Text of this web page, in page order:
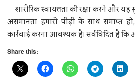
शारीरिक स्वायत्तता की रक्षा करने और
असमानता हमारी पीढ़ी के साथ समाप्त
कार्रवाई करना आवश्यक है। सर्वविदित है
Share this: